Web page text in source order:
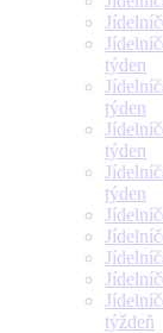
týden
týden
týden
týden
týždeň